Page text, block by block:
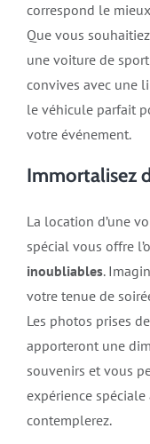
correspond le
Que vous
une voiture de
convives avec une
le véhicule parfait
votre événement.
Immortalisez
La location d’une
spécial vous offre
inoubliables.
votre tenue de
Les photos prises
apporteront une
souvenirs et vous
expérience
contemplerez.